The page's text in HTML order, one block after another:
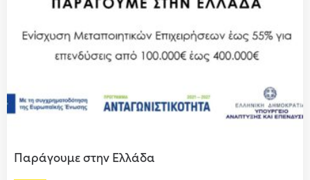
Παράγουμε στην Ελλάδα